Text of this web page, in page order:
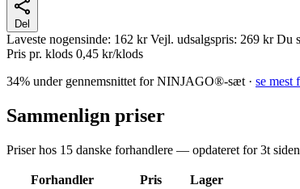
Del
Laveste nogensinde: 162 kr Vejl. udsalgspris: 269 kr Du
Pris pr. klods 0,45 kr/klods
34% under gennemsnittet for NINJAGO®-sæt · se mest
Sammenlign priser
Priser hos 15 danske forhandlere — opdateret for 3t siden
Forhandler Pris
Lager